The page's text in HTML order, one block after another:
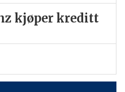
kjøper kreditt